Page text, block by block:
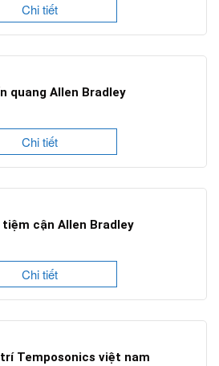
Chi tiết
quang Allen Bradley
Chi tiết
tiệm cận Allen Bradley
Chi tiết
Temposonics việt nam